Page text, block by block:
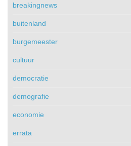
breakingnews
buitenland
burgemeester
cultuur
democratie
demografie
economie
errata